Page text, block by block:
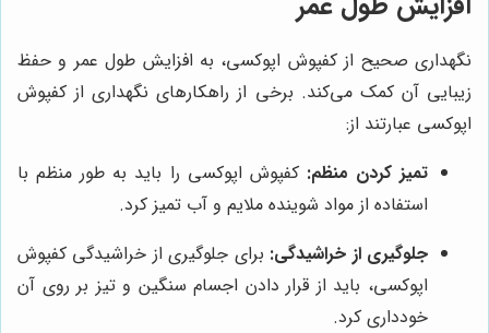
نگهداری صحیح از کفپوش اپوکسی، به افزایش طول عمر و حفظ
زیبایی آن کمک می‌کند. برخی از راهکارهای نگهداری از کفپوش
اپوکسی عبارتند از:
تمیز کردن منظم: کفپوش اپوکسی را باید به طور منظم با
استفاده از مواد شوینده ملایم و آب تمیز کرد.
جلوگیری از خراشیدگی: برای جلوگیری از خراشیدگی کفپوش
اپوکسی، باید از قرار دادن اجسام سنگین و تیز بر روی آن
خودداری کرد.